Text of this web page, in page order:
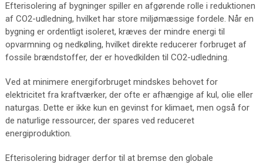
Efterisolering af bygninger spiller en afgørende rolle i reduktionen
af CO2-udledning, hvilket har store miljømæssige fordele. Når en
bygning er ordentligt isoleret, kræves der mindre energi til
opvarmning og nedkøling, hvilket direkte reducerer forbruget af
fossile brændstoffer, der er hovedkilden til CO2-udledning.
Ved at minimere energiforbruget mindskes behovet for
elektricitet fra kraftværker, der ofte er afhængige af kul, olie eller
naturgas. Dette er ikke kun en gevinst for klimaet, men også for
de naturlige ressourcer, der spares ved reduceret
energiproduktion.
Efterisolering bidrager derfor til at bremse den globale